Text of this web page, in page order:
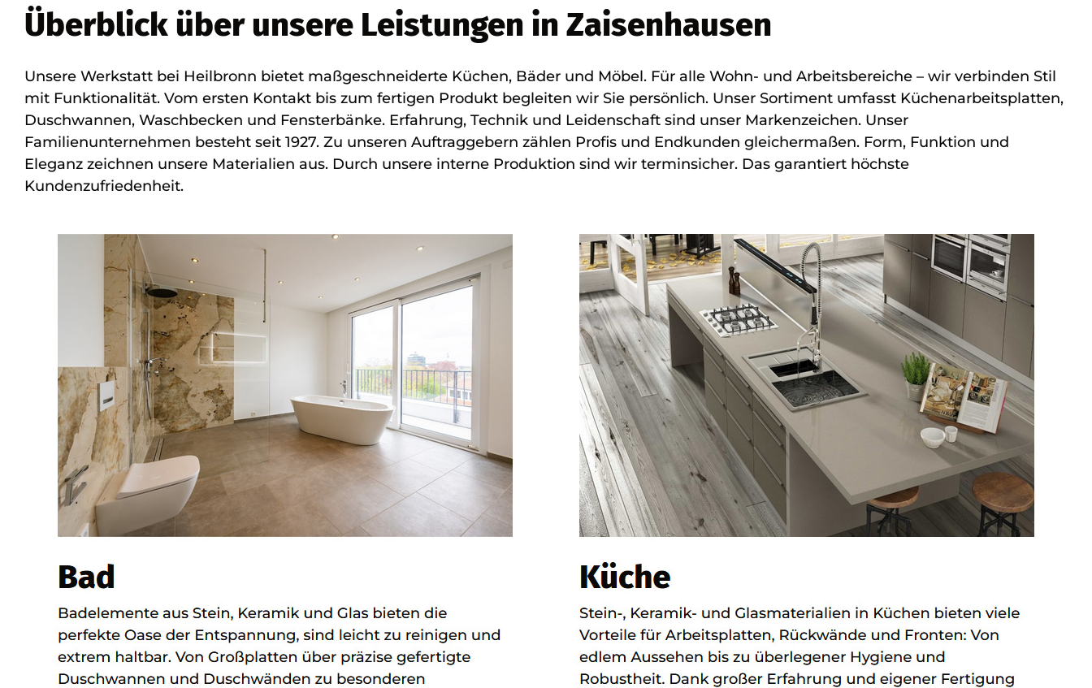
Überblick über unsere Leistungen in Zaisenhausen
Unsere Werkstatt bei Heilbronn bietet maßgeschneiderte Küchen, Bäder und Möbel. Für alle Wohn- und Arbeitsbereiche – wir verbinden Stil
mit Funktionalität. Vom ersten Kontakt bis zum fertigen Produkt begleiten wir Sie persönlich. Unser Sortiment umfasst Küchenarbeitsplatten,
Duschwannen, Waschbecken und Fensterbänke. Erfahrung, Technik und Leidenschaft sind unser Markenzeichen. Unser
Familienunternehmen besteht seit 1927. Zu unseren Auftraggebern zählen Profis und Endkunden gleichermaßen. Form, Funktion und
Eleganz zeichnen unsere Materialien aus. Durch unsere interne Produktion sind wir terminsicher. Das garantiert höchste
Kundenzufriedenheit.